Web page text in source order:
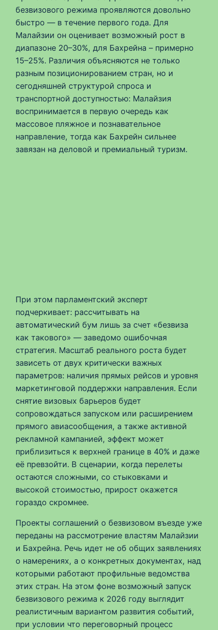
безвизового режима проявляются довольно
быстро — в течение первого года. Для
Малайзии он оценивает возможный рост в
диапазоне 20–30%, для Бахрейна – примерно
15–25%. Различия объясняются не только
разным позиционированием стран, но и
сегодняшней структурой спроса и
транспортной доступностью: Малайзия
воспринимается в первую очередь как
массовое пляжное и познавательное
направление, тогда как Бахрейн сильнее
завязан на деловой и премиальный туризм.
При этом парламентский эксперт
подчеркивает: рассчитывать на
автоматический бум лишь за счет «безвиза
как такового» — заведомо ошибочная
стратегия. Масштаб реального роста будет
зависеть от двух критически важных
параметров: наличия прямых рейсов и уровня
маркетинговой поддержки направления. Если
снятие визовых барьеров будет
сопровождаться запуском или расширением
прямого авиасообщения, а также активной
рекламной кампанией, эффект может
приблизиться к верхней границе в 40% и даже
её превзойти. В сценарии, когда перелеты
остаются сложными, со стыковками и
высокой стоимостью, прирост окажется
гораздо скромнее.
Проекты соглашений о безвизовом въезде уже
переданы на рассмотрение властям Малайзии
и Бахрейна. Речь идет не об общих заявлениях
о намерениях, а о конкретных документах, над
которыми работают профильные ведомства
этих стран. На этом фоне возможный запуск
безвизового режима к 2026 году выглядит
реалистичным вариантом развития событий,
при условии что переговорный процесс